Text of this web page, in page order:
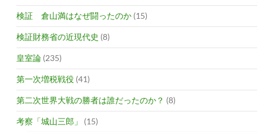
検証 倉山満はなぜ闘ったのか (15)
検証財務省の近現代史 (8)
皇室論 (235)
第一次増税戦役 (41)
第二次世界大戦の勝者は誰だったのか？ (8)
考察「城山三郎」 (15)